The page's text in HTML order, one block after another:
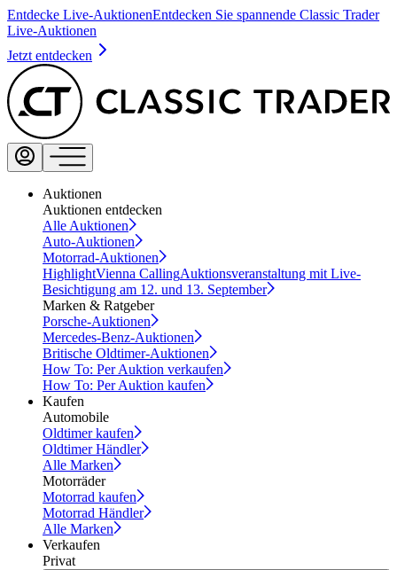
Entdecke Live-AuktionenEntdecken Sie spannende Classic Trader
Live-Auktionen
Jetzt entdecken
Auktionen
Auktionen entdecken
Alle Auktionen
Auto-Auktionen
Motorrad-Auktionen
HighlightVienna CallingAuktionsveranstaltung mit Live-
Besichtigung am 12. und 13. September
Marken & Ratgeber
Porsche-Auktionen
Mercedes-Benz-Auktionen
Britische Oldtimer-Auktionen
How To: Per Auktion verkaufen
How To: Per Auktion kaufen
Kaufen
Automobile
Oldtimer kaufen
Oldtimer Händler
Alle Marken
Motorräder
Motorrad kaufen
Motorrad Händler
Alle Marken
Verkaufen
Privat